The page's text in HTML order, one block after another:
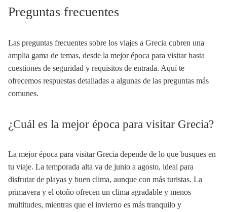
Preguntas frecuentes
Las preguntas frecuentes sobre los viajes a Grecia cubren una
amplia gama de temas, desde la mejor época para visitar hasta
cuestiones de seguridad y requisitos de entrada. Aquí te
ofrecemos respuestas detalladas a algunas de las preguntas más
comunes.
¿Cuál es la mejor época para visitar Grecia?
La mejor época para visitar Grecia depende de lo que busques en
tu viaje. La temporada alta va de junio a agosto, ideal para
disfrutar de playas y buen clima, aunque con más turistas. La
primavera y el otoño ofrecen un clima agradable y menos
multitudes, mientras que el invierno es más tranquilo y